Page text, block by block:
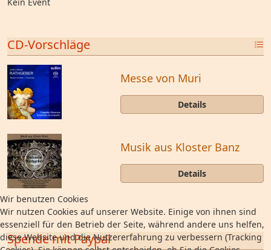
CD-Vorschläge
Messe von Muri
Details
Musik aus Kloster Banz
Details
Spende mit Paypal
Wir benutzen Cookies
Wir nutzen Cookies auf unserer Website. Einige von ihnen sind
essenziell für den Betrieb der Seite, während andere uns helfen,
diese Website und die Nutzererfahrung zu verbessern (Tracking